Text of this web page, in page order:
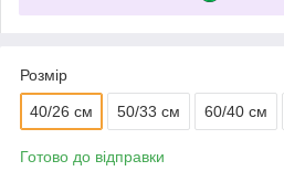
Розмір
40/26 см 50/33 см 60/40 см
Готово до відправки